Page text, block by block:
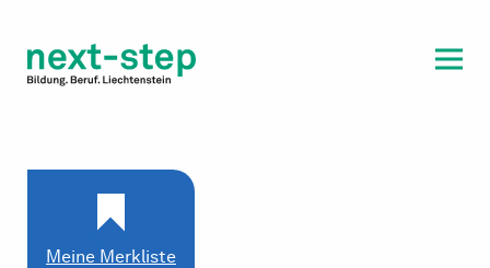
Beratung & Unterstützung
Meine Merkliste